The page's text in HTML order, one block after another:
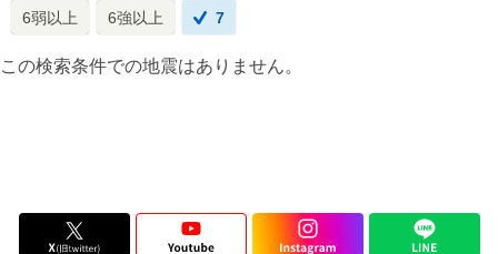
6弱以上 6強以上 7
この検索条件での地震はありません。